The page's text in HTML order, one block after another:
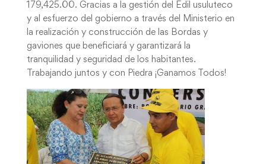
179,425.00. Gracias a la gestión del Edil usuluteco
y al esfuerzo del gobierno a través del Ministerio en
la realización y construcción de las Bordas y
gaviones que beneficiará y garantizará la
tranquilidad y seguridad de los habitantes.
Trabajando juntos y con Piedra ¡Ganamos Todos!